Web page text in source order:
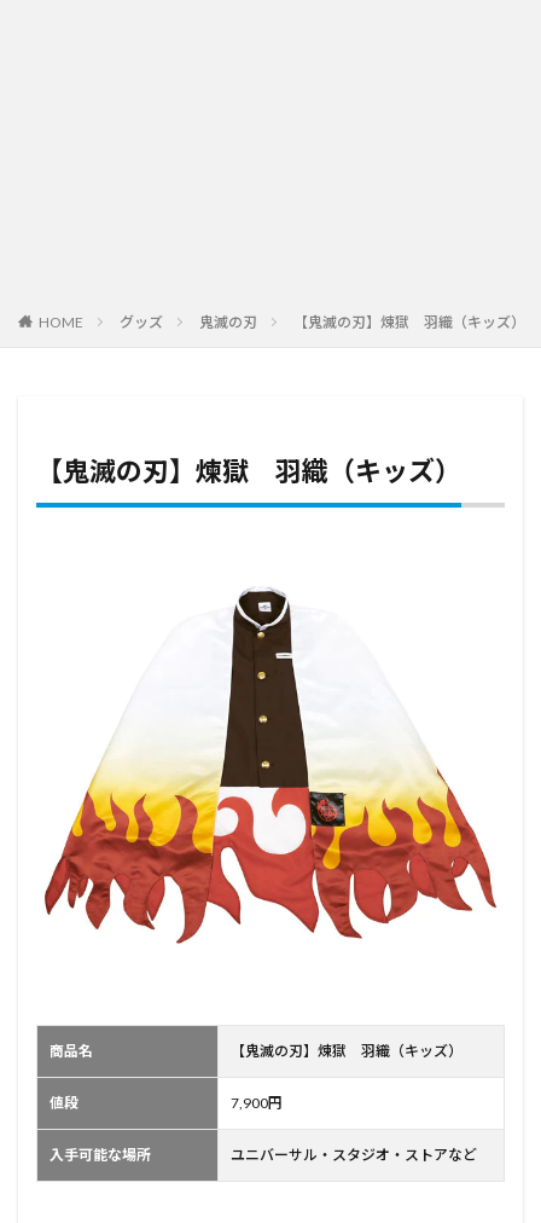
HOME グッズ 鬼滅の刃 【鬼滅の刃】煉獄 羽織（キッズ）
【鬼滅の刃】煉獄 羽織（キッズ）
商品名 【鬼滅の刃】煉獄 羽織（キッズ）
値段 7,900円
入手可能な場所 ユニバーサル・スタジオ・ストアなど